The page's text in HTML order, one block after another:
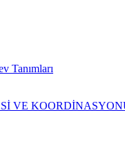
Tanımları
VE